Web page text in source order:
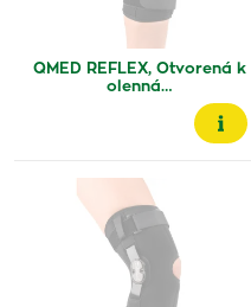
QMED REFLEX, Otvorená k
olenná…